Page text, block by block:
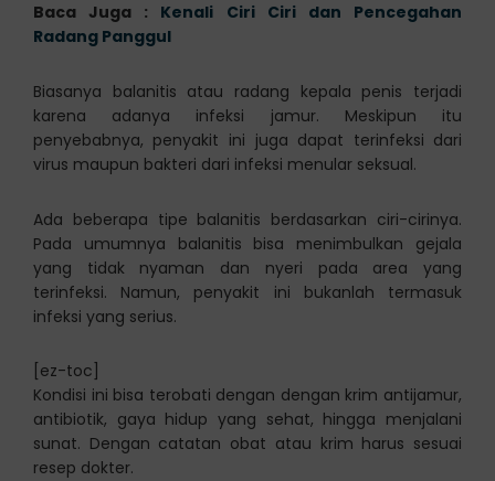
Baca Juga : Kenali Ciri Ciri dan Pencegahan
Radang Panggul
Biasanya balanitis atau radang kepala penis terjadi
karena adanya infeksi jamur. Meskipun itu
penyebabnya, penyakit ini juga dapat terinfeksi dari
virus maupun bakteri dari infeksi menular seksual.
Ada beberapa tipe balanitis berdasarkan ciri-cirinya.
Pada umumnya balanitis bisa menimbulkan gejala
yang tidak nyaman dan nyeri pada area yang
terinfeksi. Namun, penyakit ini bukanlah termasuk
infeksi yang serius.
[ez-toc]
Kondisi ini bisa terobati dengan dengan krim antijamur,
antibiotik, gaya hidup yang sehat, hingga menjalani
sunat. Dengan catatan obat atau krim harus sesuai
resep dokter.